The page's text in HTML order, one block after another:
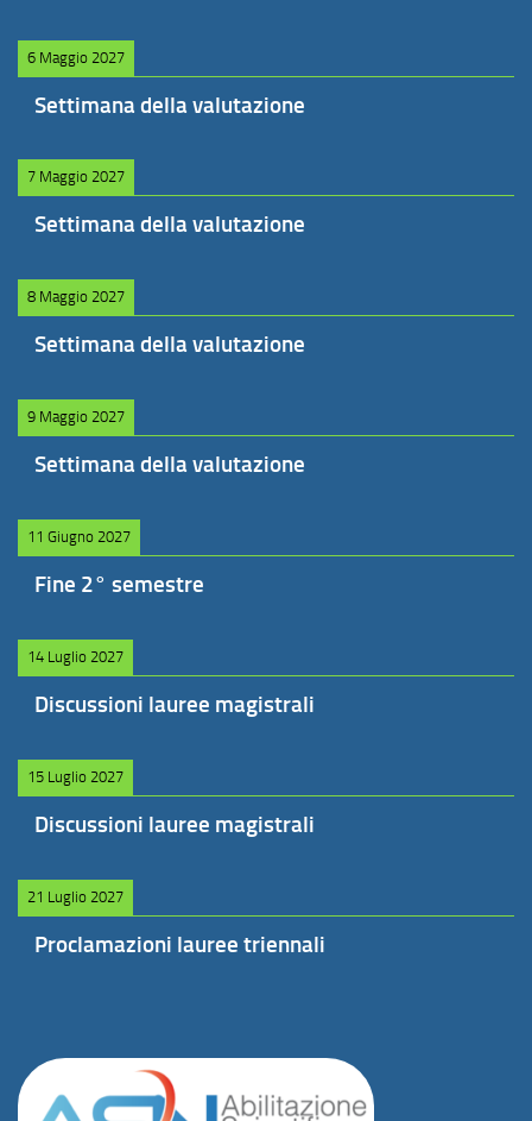
6 Maggio 2027
Settimana della valutazione
7 Maggio 2027
Settimana della valutazione
8 Maggio 2027
Settimana della valutazione
9 Maggio 2027
Settimana della valutazione
11 Giugno 2027
Fine 2° semestre
14 Luglio 2027
Discussioni lauree magistrali
15 Luglio 2027
Discussioni lauree magistrali
21 Luglio 2027
Proclamazioni lauree triennali